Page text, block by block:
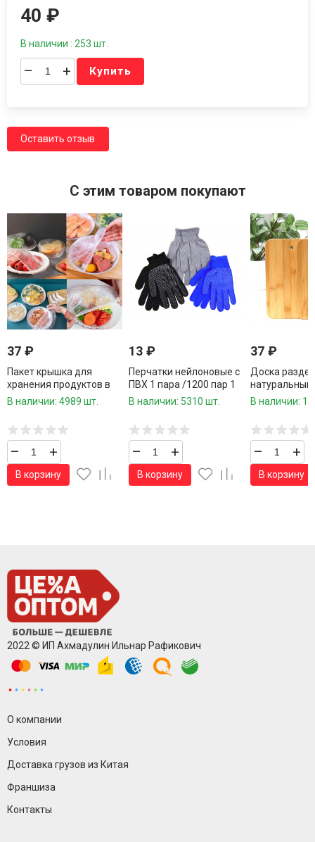
40₽
В наличии : 253 шт.
– + Купить
Оставить отзыв
C этим товаром покупают
37 ₽
Пакет крышка для
хранения продуктов в
сумочке 100 шт.39
В наличии: 4989 шт.
– +
В корзину
13 ₽
Перчатки нейлоновые с
ПВХ 1 пара /1200 пар 1
коробка/
В наличии: 5310 шт.
– +
В корзину
37 ₽
Доска
натуральный
220 * 140 *
В наличии:
– +
В корзину
2022 © ИП Ахмадулин Ильнар Рафикович
О компании
Условия
Доставка грузов из Китая
Франшиза
Контакты